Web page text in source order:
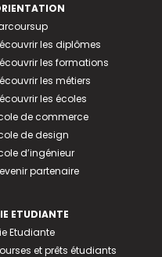
les diplômes
les formations
les métiers
les écoles
de commerce
de design
d’ingénieur
partenaire
ETUDIANTE
Etudiante
et prêts étudiants